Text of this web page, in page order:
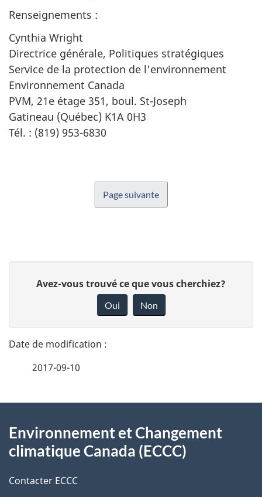
Renseignements :
Cynthia Wright
Directrice générale, Politiques stratégiques
Service de la protection de l'environnement
Environnement Canada
PVM, 21e étage 351, boul. St-Joseph
Gatineau (Québec) K1A 0H3
Tél. : (819) 953-6830
Page suivante
t
a
l
s
d
e
n
o
t
r
r
Avez-vous trouvé ce que vous cherchiez?
Oui Non
2017-09-10
propos
ce
Environnement et Changement
climatique Canada (ECCC)
Contacter ECCC